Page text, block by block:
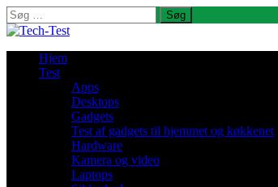
Søg
efter:
Hjem
Test
Apps
Desktops
Gadgets
Test af gadgets til hjemmet og køkkenet
Hardware
Kamera og video
Laptops